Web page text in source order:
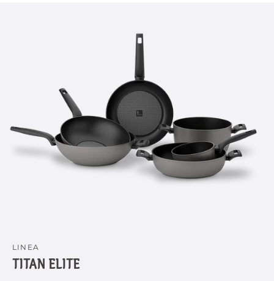
LINEA
TITAN ELITE